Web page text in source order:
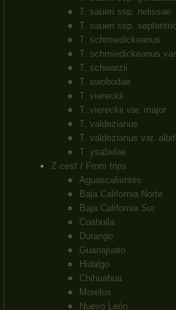
T. saueri ssp. nelissae
T. saueri ssp.
T. schmiedickeanus
T. schmiedickeanus
T. schwarzii
T. swobodae
T. viereckii
T. viereckii var. major
T. valdezianus
T. valdezianus var.
T. ysabelae
Z cest / From trips
Aguascalientes
Baja California Norte
Baja California Sur
Coahuila
Durango
Guanajuato
Hidalgo
Chihuahua
Morelos
Nuevo León